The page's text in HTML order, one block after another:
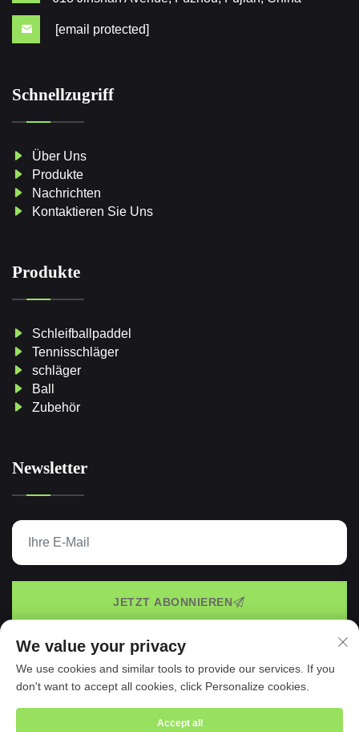
[email protected]
Schnellzugriff
Über Uns
Produkte
Nachrichten
Kontaktieren Sie Uns
Produkte
Schleifballpaddel
Tennisschläger
schläger
Ball
Zubehör
Newsletter
JETZT ABONNIEREN
Urheberrechte © 2025 durch Taspo Sports Manufacture
We value your privacy
We use cookies and similar tools to provide our services. If you
don't want to accept all cookies, click Personalize cookies.
Accept all